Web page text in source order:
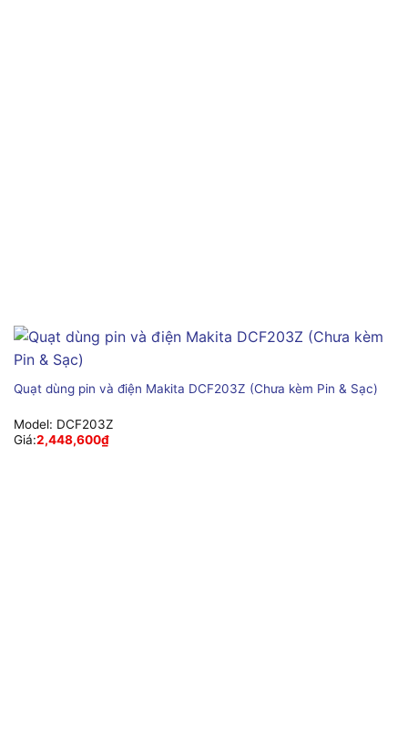
Quạt dùng pin và điện Makita DCF203Z (Chưa kèm Pin & Sạc)
Model: DCF203Z
Giá:2,448,600₫